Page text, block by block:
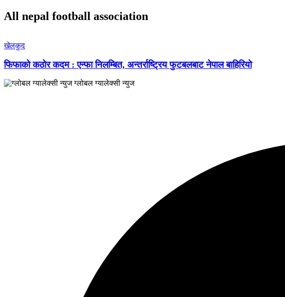
All nepal football association
खेलकुद
फिफाको कठोर कदम : एन्फा निलम्बित, अन्तर्राष्ट्रिय फुटबलबाट नेपाल बाहिरियो
ग्लोबल ग्यालेक्सी न्युज